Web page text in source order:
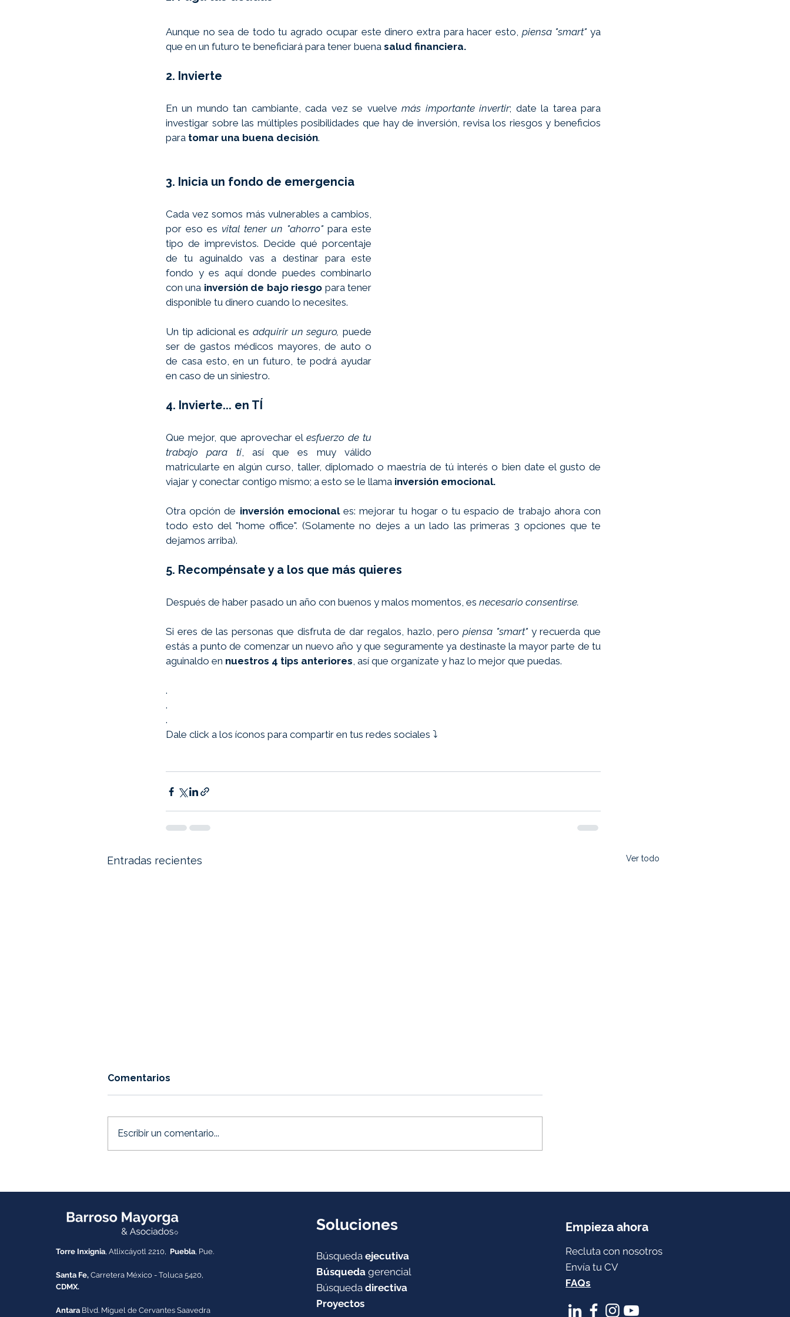
Aunque no sea de todo tu agrado ocupar este dinero extra para hacer esto, piensa "smart" ya
que en un futuro te beneficiará para tener buena salud financiera.
2. Invierte
En un mundo tan cambiante, cada vez se vuelve más importante invertir; date la tarea para
investigar sobre las múltiples posibilidades que hay de inversión, revisa los riesgos y beneficios
para tomar una buena decisión.
3. Inicia un fondo de emergencia
Cada vez somos más vulnerables a cambios,
por eso es vital tener un "ahorro" para este
tipo de imprevistos. Decide qué porcentaje
de tu aguinaldo vas a destinar para este
fondo y es aquí donde puedes combinarlo
con una inversión de bajo riesgo para tener
disponible tu dinero cuando lo necesites.
Un tip adicional es adquirir un seguro, puede
ser de gastos médicos mayores, de auto o
de casa esto, en un futuro, te podrá ayudar
en caso de un siniestro.
4. Invierte... en TÍ
Que mejor, que aprovechar el esfuerzo de tu
trabajo para ti, así que es muy válido
matricularte en algún curso, taller, diplomado o maestría de tú interés o bien date el gusto de
viajar y conectar contigo mismo; a esto se le llama inversión emocional.
Otra opción de inversión emocional es: mejorar tu hogar o tu espacio de trabajo ahora con
todo esto del "home office". (Solamente no dejes a un lado las primeras 3 opciones que te
dejamos arriba).
5. Recompénsate y a los que más quieres
Después de haber pasado un año con buenos y malos momentos, es necesario consentirse.
Si eres de las personas que disfruta de dar regalos, hazlo, pero piensa "smart" y recuerda que
estás a punto de comenzar un nuevo año y que seguramente ya destinaste la mayor parte de tu
aguinaldo en nuestros 4 tips anteriores, así que organízate y haz lo mejor que puedas.
.
.
.
Dale click a los íconos para compartir en tus redes sociales ⤵️
Entradas recientes Ver todo
Decisiones Empresariales
es un equipo
debería aprender sobre
Comentarios
Escribir un comentario...
Torre Inxignia, Atlixcáyotl 2210, Puebla, Pue.
Santa Fe, Carretera México - Toluca 5420,
CDMX.
Antara Blvd. Miguel de Cervantes Saavedra
Soluciones
Búsqueda ejecutiva
Búsqueda gerencial
Búsqueda directiva
Proyectos
Empieza ahora
Recluta con nosotros
Envía tu CV
FAQs